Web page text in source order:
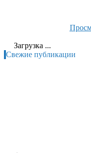
Загрузка ...
Свежие публикации